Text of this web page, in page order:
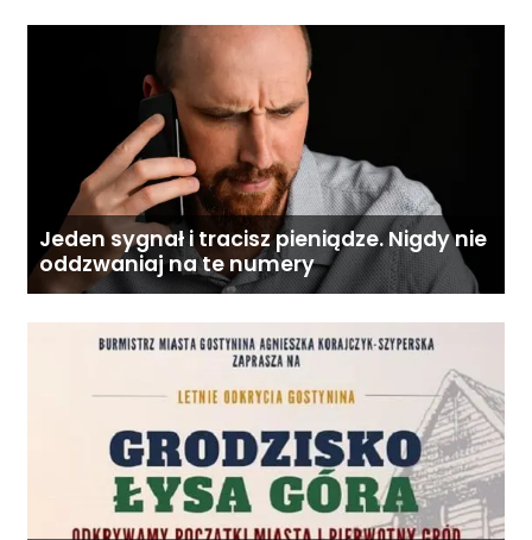
Jeden sygnał i tracisz pieniądze. Nigdy nie
oddzwaniaj na te numery